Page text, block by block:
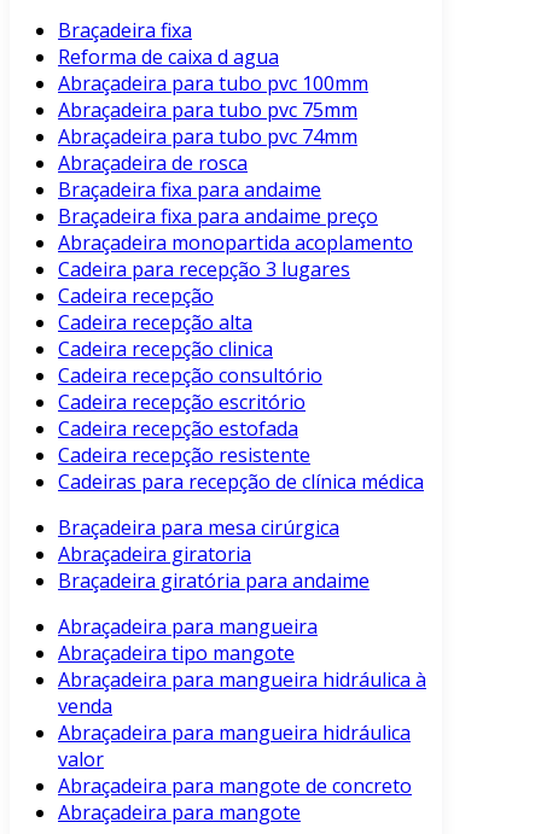
Braçadeira fixa
Reforma de caixa d agua
Abraçadeira para tubo pvc 100mm
Abraçadeira para tubo pvc 75mm
Abraçadeira para tubo pvc 74mm
Abraçadeira de rosca
Braçadeira fixa para andaime
Braçadeira fixa para andaime preço
Abraçadeira monopartida acoplamento
Cadeira para recepção 3 lugares
Cadeira recepção
Cadeira recepção alta
Cadeira recepção clinica
Cadeira recepção consultório
Cadeira recepção escritório
Cadeira recepção estofada
Cadeira recepção resistente
Cadeiras para recepção de clínica médica
Braçadeira para mesa cirúrgica
Abraçadeira giratoria
Braçadeira giratória para andaime
Abraçadeira para mangueira
Abraçadeira tipo mangote
Abraçadeira para mangueira hidráulica à
venda
Abraçadeira para mangueira hidráulica
valor
Abraçadeira para mangote de concreto
Abraçadeira para mangote